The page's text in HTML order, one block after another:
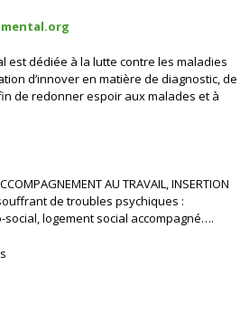
est dédiée à la lutte contre les maladies
d’innover en matière de diagnostic, de
de redonner espoir aux malades et à
AU TRAVAIL, INSERTION
de troubles psychiques :
social, logement social accompagné….